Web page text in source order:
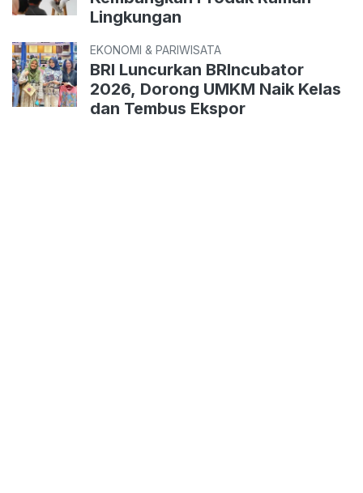
Lingkungan
EKONOMI & PARIWISATA
BRI Luncurkan BRIncubator
2026, Dorong UMKM Naik Kelas
dan Tembus Ekspor